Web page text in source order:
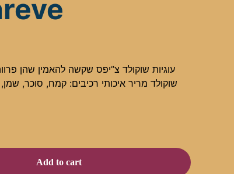
עוגיות שוקולד צ”יפס שקשה להאמין שהן
שוקולד מריר איכותי רכיבים: קמח, סוכר,
Add to cart